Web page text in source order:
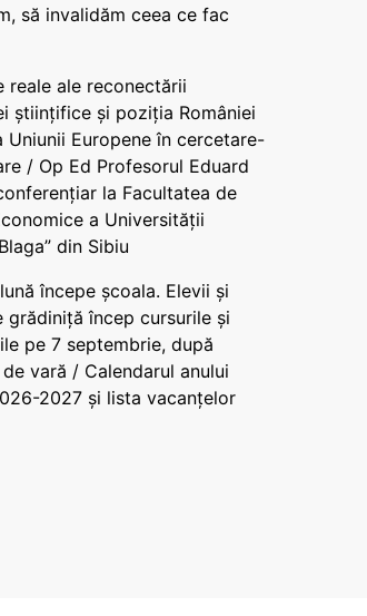
să invalidăm ceea ce fac
reale ale reconectării
științifice și poziția României
Uniunii Europene în cercetare-
/ Op Ed Profesorul Eduard
la Facultatea de
a Universității
din Sibiu
începe școala. Elevii și
grădiniță încep cursurile și
pe 7 septembrie, după
vară / Calendarul anului
2027 și lista vacanțelor